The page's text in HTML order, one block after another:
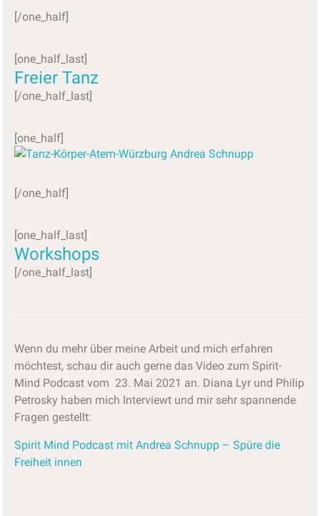
[/one_half]
[one_half_last]
Freier Tanz
[/one_half_last]
[one_half]
[/one_half]
[one_half_last]
Workshops
[/one_half_last]
Wenn du mehr über meine Arbeit und mich erfahren
möchtest, schau dir auch gerne das Video zum Spirit-
Mind Podcast vom 23. Mai 2021 an. Diana Lyr und Philip
Petrosky haben mich Interviewt und mir sehr spannende
Fragen gestellt:
Spirit Mind Podcast mit Andrea Schnupp – Spüre die
Freiheit innen